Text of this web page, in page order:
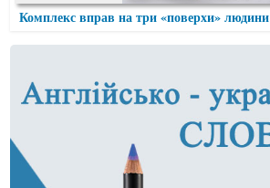
Комплекс вправ на три «поверхи» людини